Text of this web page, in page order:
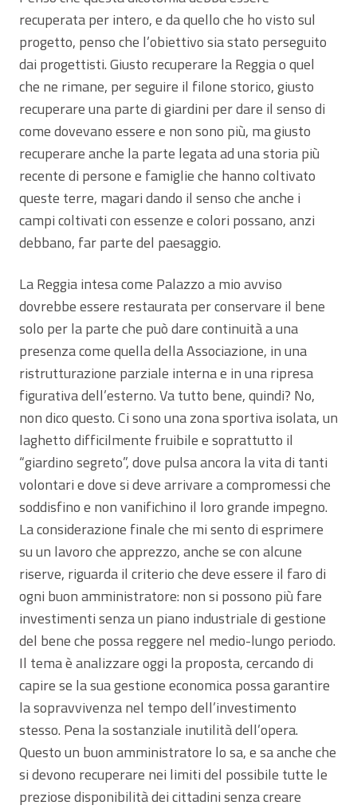
recuperata per intero, e da quello che ho visto sul
progetto, penso che l’obiettivo sia stato perseguito
dai progettisti. Giusto recuperare la Reggia o quel
che ne rimane, per seguire il filone storico, giusto
recuperare una parte di giardini per dare il senso di
come dovevano essere e non sono più, ma giusto
recuperare anche la parte legata ad una storia più
recente di persone e famiglie che hanno coltivato
queste terre, magari dando il senso che anche i
campi coltivati con essenze e colori possano, anzi
debbano, far parte del paesaggio.
La Reggia intesa come Palazzo a mio avviso
dovrebbe essere restaurata per conservare il bene
solo per la parte che può dare continuità a una
presenza come quella della Associazione, in una
ristrutturazione parziale interna e in una ripresa
figurativa dell’esterno. Va tutto bene, quindi? No,
non dico questo. Ci sono una zona sportiva isolata, un
laghetto difficilmente fruibile e soprattutto il
“giardino segreto”, dove pulsa ancora la vita di tanti
volontari e dove si deve arrivare a compromessi che
soddisfino e non vanifichino il loro grande impegno.
La considerazione finale che mi sento di esprimere
su un lavoro che apprezzo, anche se con alcune
riserve, riguarda il criterio che deve essere il faro di
ogni buon amministratore: non si possono più fare
investimenti senza un piano industriale di gestione
del bene che possa reggere nel medio-lungo periodo.
Il tema è analizzare oggi la proposta, cercando di
capire se la sua gestione economica possa garantire
la sopravvivenza nel tempo dell’investimento
stesso. Pena la sostanziale inutilità dell’opera.
Questo un buon amministratore lo sa, e sa anche che
si devono recuperare nei limiti del possibile tutte le
preziose disponibilità dei cittadini senza creare